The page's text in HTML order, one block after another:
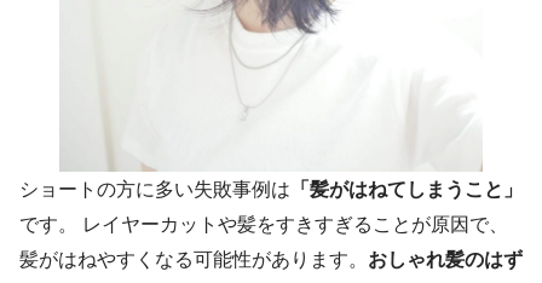
ショートの方に多い失敗事例は 「髪がはねてしまうこと」
です。 レイヤーカットや髪をすきすぎることが原因で、
髪がはねやすくなる可能性があります。 おしゃれ髪のはず